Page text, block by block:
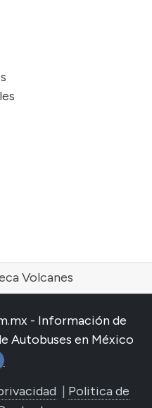
Volcanes
- Información de
Autobuses en México
| Politica de